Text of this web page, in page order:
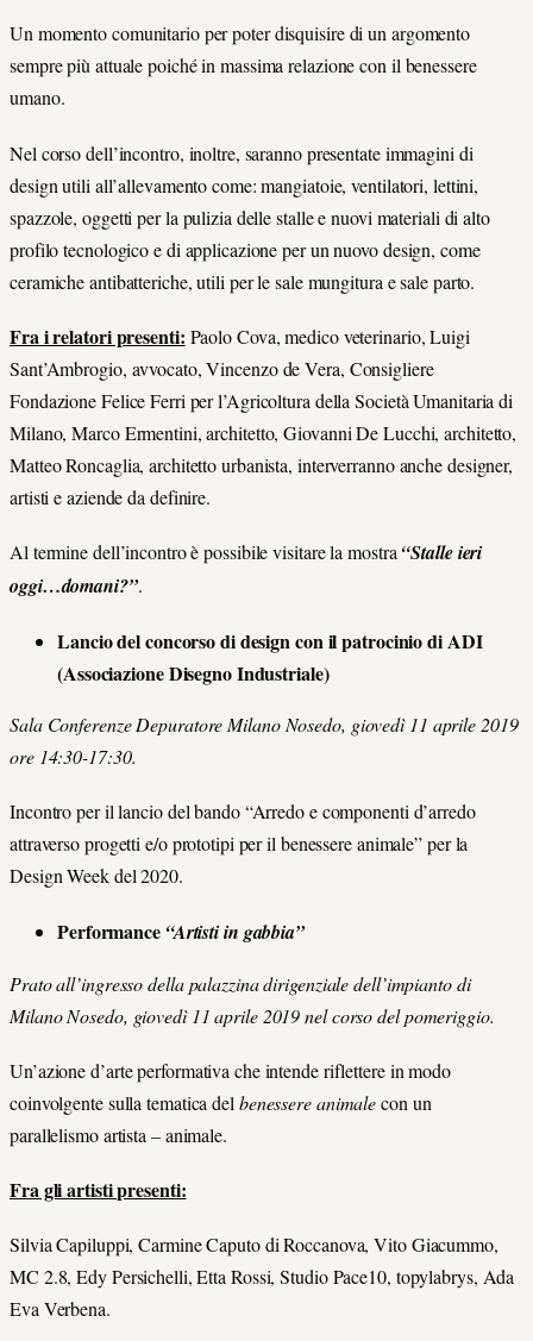
Un momento comunitario per poter disquisire di un argomento
sempre più attuale poiché in massima relazione con il benessere
umano.
Nel corso dell’incontro, inoltre, saranno presentate immagini di
design utili all’allevamento come: mangiatoie, ventilatori, lettini,
spazzole, oggetti per la pulizia delle stalle e nuovi materiali di alto
profilo tecnologico e di applicazione per un nuovo design, come
ceramiche antibatteriche, utili per le sale mungitura e sale parto.
Fra i relatori presenti: Paolo Cova, medico veterinario, Luigi
Sant’Ambrogio, avvocato, Vincenzo de Vera, Consigliere
Fondazione Felice Ferri per l’Agricoltura della Società Umanitaria di
Milano, Marco Ermentini, architetto, Giovanni De Lucchi, architetto,
Matteo Roncaglia, architetto urbanista, interverranno anche designer,
artisti e aziende da definire.
Al termine dell’incontro è possibile visitare la mostra “Stalle ieri
oggi…domani?”.
Lancio del concorso di design con il patrocinio di ADI
(Associazione Disegno Industriale)
Sala Conferenze Depuratore Milano Nosedo, giovedì 11 aprile 2019
ore 14:30-17:30.
Incontro per il lancio del bando “Arredo e componenti d’arredo
attraverso progetti e/o prototipi per il benessere animale” per la
Design Week del 2020.
Performance “Artisti in gabbia”
Prato all’ingresso della palazzina dirigenziale dell’impianto di
Milano Nosedo, giovedì 11 aprile 2019 nel corso del pomeriggio.
Un’azione d’arte performativa che intende riflettere in modo
coinvolgente sulla tematica del benessere animalecon un
parallelismo artista – animale.
Fra gli artisti presenti:
Silvia Capiluppi, Carmine Caputo di Roccanova, Vito Giacummo,
MC 2.8, Edy Persichelli, Etta Rossi, Studio Pace10, topylabrys, Ada
Eva Verbena.